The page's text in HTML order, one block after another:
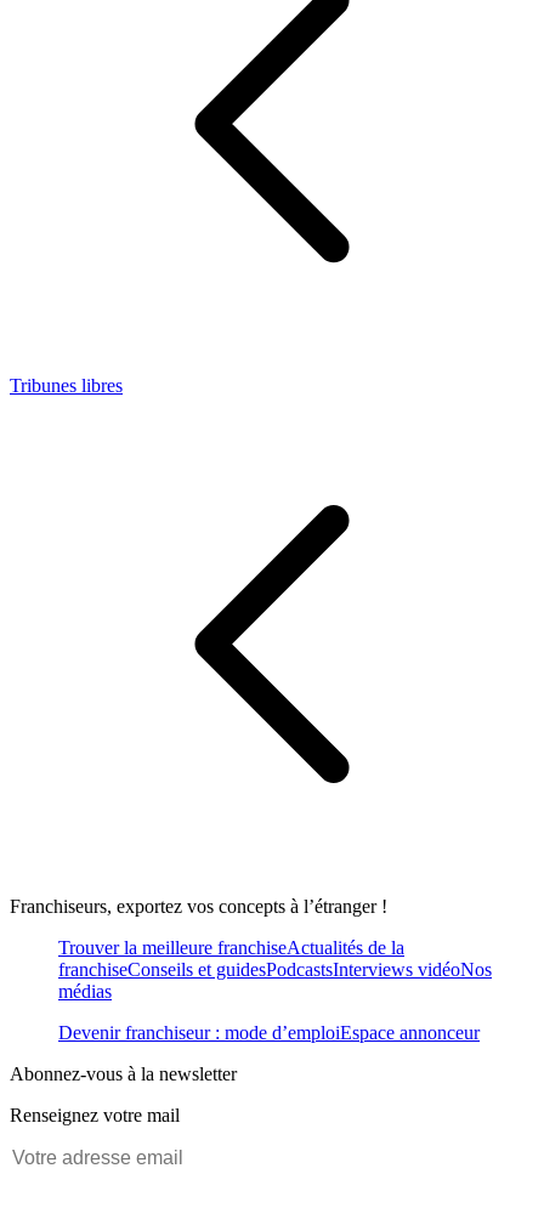
Tribunes libres
Franchiseurs, exportez vos concepts à l’étranger !
Trouver la meilleure franchiseActualités de la
franchiseConseils et guidesPodcastsInterviews vidéoNos
médias
Devenir franchiseur : mode d’emploiEspace annonceur
Abonnez-vous à la newsletter
Renseignez votre mail